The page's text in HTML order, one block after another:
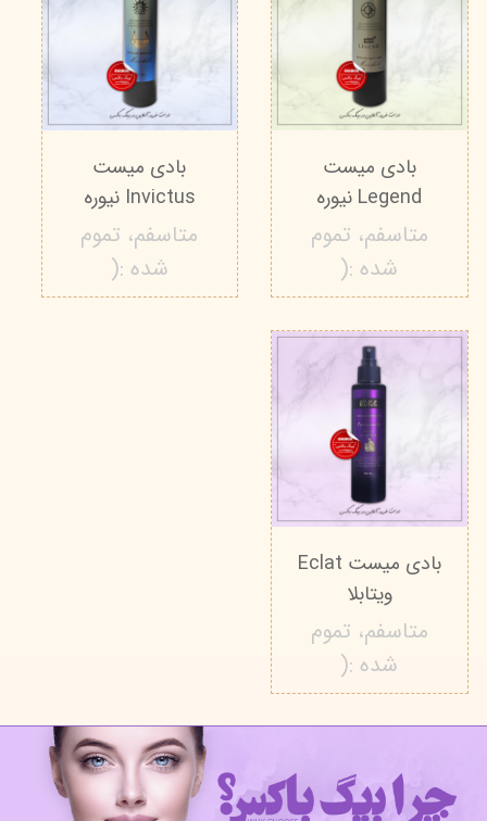
بادی میست
Legend نیوره
متاسفم، تموم
شده :(
بادی میست
Invictus نیوره
متاسفم، تموم
شده :(
بادی میست Eclat
ویتابلا
متاسفم، تموم
شده :(